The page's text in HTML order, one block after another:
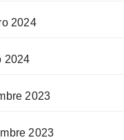
2024
2024
2023
2023